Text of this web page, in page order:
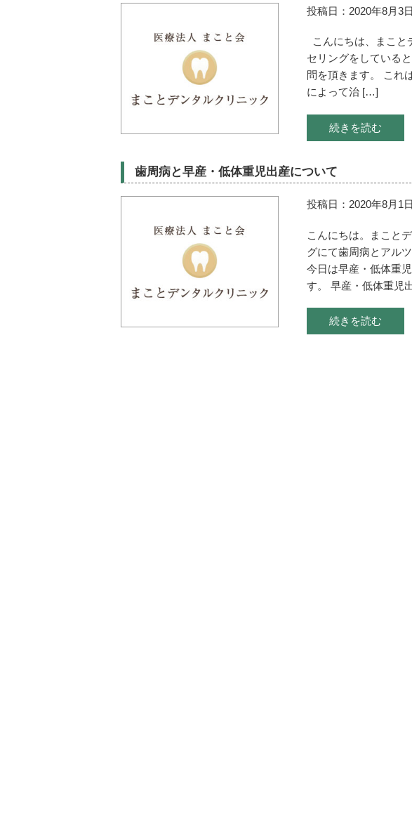
投稿日：2020年8月3日
こんにちは、まこ
セリングをしている
問を頂きます。 これ
によって治 […]
続きを読む
歯周病と早産・低体重児出産について
投稿日：2020年8月1日
こんにちは。まこと
グにて歯周病とアル
今日は早産・低体重
す。 早産・低体重児
続きを読む